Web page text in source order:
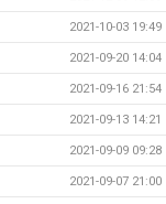
2021-10-03 19:49
2021-09-20 14:04
2021-09-16 21:54
2021-09-13 14:21
2021-09-09 09:28
2021-09-07 21:00